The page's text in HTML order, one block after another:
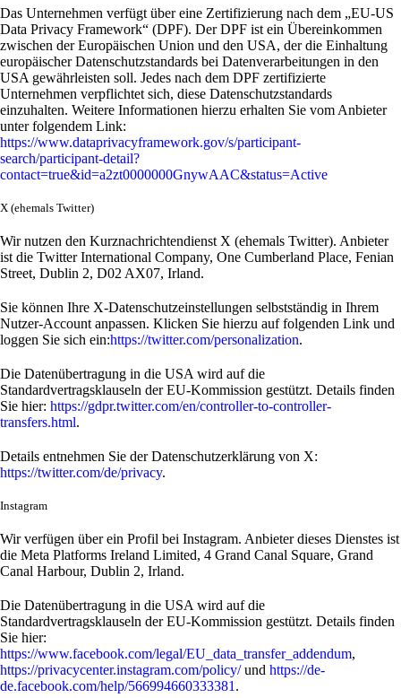
Das Unternehmen verfügt über eine Zertifizierung nach dem „EU-US
Data Privacy Framework“ (DPF). Der DPF ist ein Übereinkommen
zwischen der Europäischen Union und den USA, der die Einhaltung
europäischer Datenschutzstandards bei Datenverarbeitungen in den
USA gewährleisten soll. Jedes nach dem DPF zertifizierte
Unternehmen verpflichtet sich, diese Datenschutzstandards
einzuhalten. Weitere Informationen hierzu erhalten Sie vom Anbieter
unter folgendem Link:
https://www.dataprivacyframework.gov/s/participant-
search/participant-detail?
contact=true&id=a2zt0000000GnywAAC&status=Active
X (ehemals Twitter)
Wir nutzen den Kurznachrichtendienst X (ehemals Twitter). Anbieter
ist die Twitter International Company, One Cumberland Place, Fenian
Street, Dublin 2, D02 AX07, Irland.
Sie können Ihre X-Datenschutzeinstellungen selbstständig in Ihrem
Nutzer-Account anpassen. Klicken Sie hierzu auf folgenden Link und
loggen Sie sich ein:https://twitter.com/personalization.
Die Datenübertragung in die USA wird auf die
Standardvertragsklauseln der EU-Kommission gestützt. Details finden
Sie hier: https://gdpr.twitter.com/en/controller-to-controller-
transfers.html.
Details entnehmen Sie der Datenschutzerklärung von X:
https://twitter.com/de/privacy.
Instagram
Wir verfügen über ein Profil bei Instagram. Anbieter dieses Dienstes ist
die Meta Platforms Ireland Limited, 4 Grand Canal Square, Grand
Canal Harbour, Dublin 2, Irland.
Die Datenübertragung in die USA wird auf die
Standardvertragsklauseln der EU-Kommission gestützt. Details finden
Sie hier:
https://www.facebook.com/legal/EU_data_transfer_addendum,
https://privacycenter.instagram.com/policy/und https://de-
de.facebook.com/help/566994660333381 .